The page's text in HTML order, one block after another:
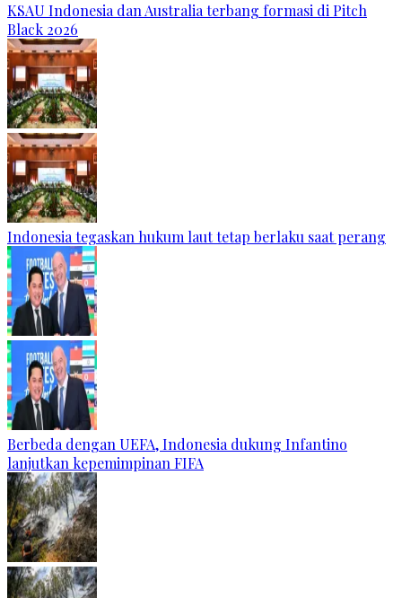
KSAU Indonesia dan Australia terbang formasi di Pitch
Black 2026
Indonesia tegaskan hukum laut tetap berlaku saat perang
Berbeda dengan UEFA, Indonesia dukung Infantino
lanjutkan kepemimpinan FIFA